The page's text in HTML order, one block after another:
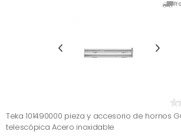
Teka 101490000 pieza y accesorio de hornos
telescópica Acero inoxidable